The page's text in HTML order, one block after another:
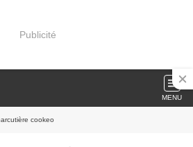
Publicité
MENU
cookeo